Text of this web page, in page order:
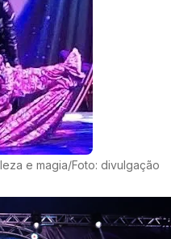
e magia/Foto: divulgação